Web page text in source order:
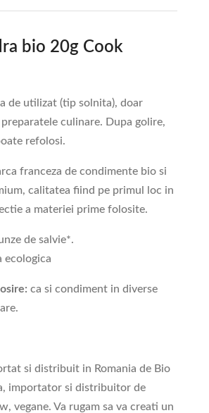
bio 20g Cook
de utilizat (tip solnita), doar
culinare. Dupa golire,
refolosi.
franceza de condimente bio si
calitatea fiind pe primul loc in
a materiei prime folosite.
de salvie*.
ecologica
ca si condiment in diverse
si distribuit in Romania de Bio
importator si distribuitor de
vegane. Va rugam sa va creati un